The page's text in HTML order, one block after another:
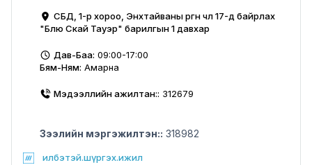
СБД, 1-р хороо, Энхтайваны өргөн чөлөө 17-д байрлах
"Блю Скай Тауэр" барилгын 1 давхар
Дав-Баа: 09:00-17:00
Бям-Ням: Амарна
Мэдээллийн ажилтан:: 312679
Зээлийн мэргэжилтэн:: 318982
илбэтэй.шүргэх.ижил